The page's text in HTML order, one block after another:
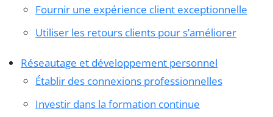
Fournir une expérience client exceptionnelle
Utiliser les retours clients pour s’améliorer
Réseautage et développement personnel
Établir des connexions professionnelles
Investir dans la formation continue